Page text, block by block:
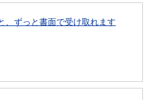
、ずっと書面で受け取れます